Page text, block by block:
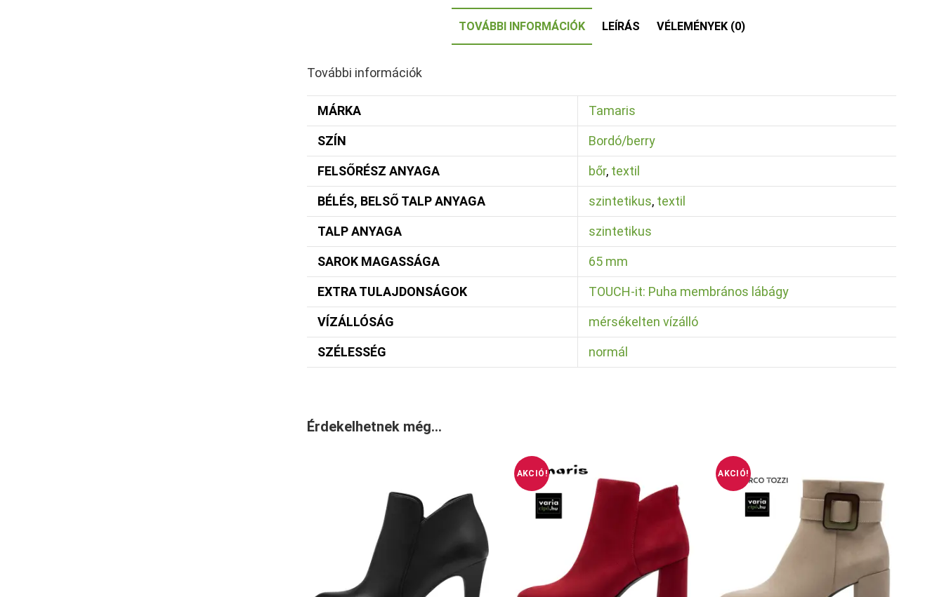
TOVÁBBI INFORMÁCIÓK LEÍRÁS VÉLEMÉNYEK (0)
További információk
MÁRKA Tamaris
SZÍN Bordó/berry
FELSŐRÉSZ ANYAGA bőr, textil
BÉLÉS, BELSŐ TALP ANYAGA szintetikus, textil
TALP ANYAGA szintetikus
SAROK MAGASSÁGA 65 mm
EXTRA TULAJDONSÁGOK TOUCH-it: Puha membrános lábágy
VÍZÁLLÓSÁG mérsékelten vízálló
SZÉLESSÉG normál
Érdekelhetnek még…
AKCIÓ! AKCIÓ!